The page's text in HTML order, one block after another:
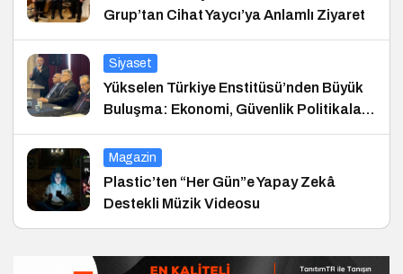
Grup’tan Cihat Yaycı’ya Anlamlı Ziyaret
Siyaset
Yükselen Türkiye Enstitüsü’nden Büyük
Buluşma: Ekonomi, Güvenlik Politikaları
ve Hukuk Konferansı
Magazin
Plastic’ten “Her Gün”e Yapay Zekâ
Destekli Müzik Videosu